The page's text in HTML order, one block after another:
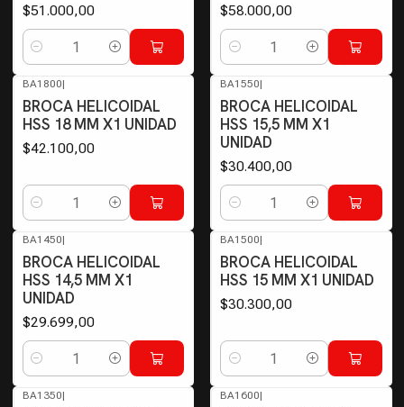
$51.000,00
Cantidad
$58.000,00
Cantidad
BA1800|
BROCA HELICOIDAL
HSS 18 MM X1 UNIDAD
$42.100,00
Cantidad
BA1550|
BROCA HELICOIDAL
HSS 15,5 MM X1
UNIDAD
$30.400,00
Cantidad
BA1450|
BROCA HELICOIDAL
HSS 14,5 MM X1
UNIDAD
$29.699,00
Cantidad
BA1500|
BROCA HELICOIDAL
HSS 15 MM X1 UNIDAD
$30.300,00
Cantidad
BA1350| BA1600|